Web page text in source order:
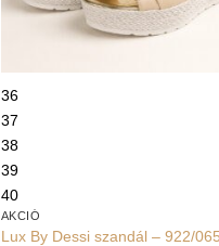
36
37
38
39
40
AKCIÓ
Lux By Dessi szandál – 922/